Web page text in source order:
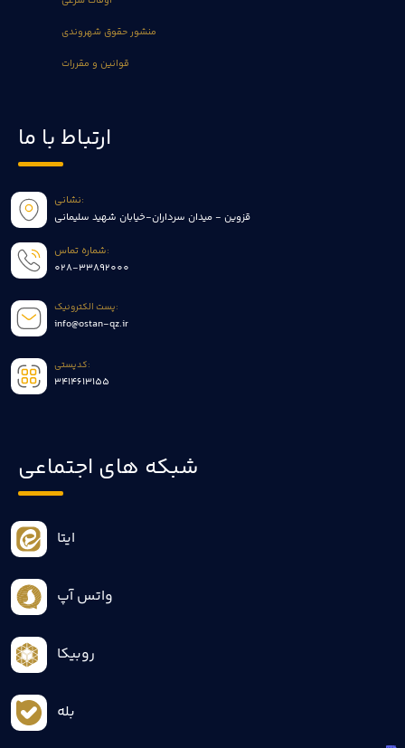
منشور حقوق شهروندی
قوانین و مقررات
ارتباط با ما
نشانی:
قزوین - میدان سرداران-خیابان شهید سلیمانی
شماره تماس:
028-33892000
پست الکترونیک:
info@ostan-qz.ir
کدپستی:
3414613155
شبکه های اجتماعی
ایتا
واتس آپ
روبیکا
بله